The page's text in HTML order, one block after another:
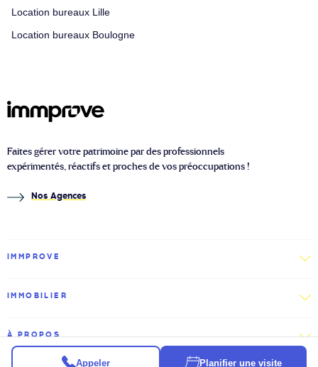
Location bureaux Lille
Location bureaux Boulogne
Appeler Planifier une visite
Faites gérer votre patrimoine par des professionnels
expérimentés, réactifs et proches de vos préoccupations !
Nos Agences
IMMPROVE
IMMOBILIER
À PROPOS
2026 © Immprove Politique de confidentialité